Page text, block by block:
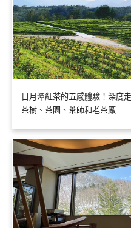
日月潭紅茶的五感體驗！深度
茶樹、茶園、茶師和老茶廠